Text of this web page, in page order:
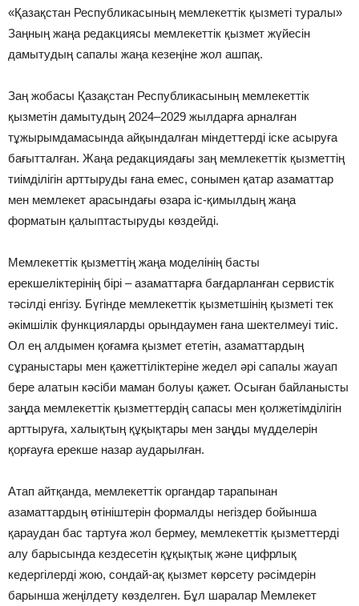
«Қазақстан Республикасының мемлекеттік қызметі туралы»
Заңның жаңа редакциясы мемлекеттік қызмет жүйесін
дамытудың сапалы жаңа кезеңіне жол ашпақ.
Заң жобасы Қазақстан Республикасының мемлекеттік
қызметін дамытудың 2024–2029 жылдарға арналған
тұжырымдамасында айқындалған міндеттерді іске асыруға
бағытталған. Жаңа редакциядағы заң мемлекеттік қызметтің
тиімділігін арттыруды ғана емес, сонымен қатар азаматтар
мен мемлекет арасындағы өзара іс-қимылдың жаңа
форматын қалыптастыруды көздейді.
Мемлекеттік қызметтің жаңа моделінің басты
ерекшеліктерінің бірі – азаматтарға бағдарланған сервистік
тәсілді енгізу. Бүгінде мемлекеттік қызметшінің қызметі тек
әкімшілік функцияларды орындаумен ғана шектелмеуі тиіс.
Ол ең алдымен қоғамға қызмет ететін, азаматтардың
сұраныстары мен қажеттіліктеріне жедел әрі сапалы жауап
бере алатын кәсіби маман болуы қажет. Осыған байланысты
заңда мемлекеттік қызметтердің сапасы мен қолжетімділігін
арттыруға, халықтың құқықтары мен заңды мүдделерін
қорғауға ерекше назар аударылған.
Атап айтқанда, мемлекеттік органдар тарапынан
азаматтардың өтініштерін формалды негіздер бойынша
қараудан бас тартуға жол бермеу, мемлекеттік қызметтерді
алу барысында кездесетін құқықтық және цифрлық
кедергілерді жою, сондай-ақ қызмет көрсету рәсімдерін
барынша жеңілдету көзделген. Бұл шаралар Мемлекет